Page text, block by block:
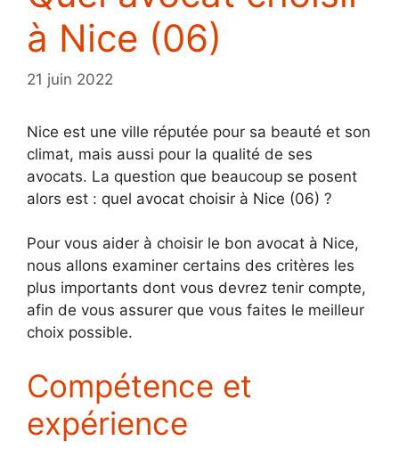
à Nice (06)
21 juin 2022
Nice est une ville réputée pour sa beauté et son
climat, mais aussi pour la qualité de ses
avocats. La question que beaucoup se posent
alors est : quel avocat choisir à Nice (06) ?
Pour vous aider à choisir le bon avocat à Nice,
nous allons examiner certains des critères les
plus importants dont vous devrez tenir compte,
afin de vous assurer que vous faites le meilleur
choix possible.
Compétence et
expérience